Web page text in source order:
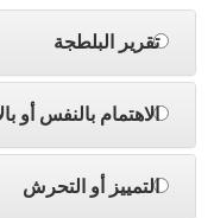
تقرير البلطجة
الاهتمام بالنفس أو
التمييز أو التحرش